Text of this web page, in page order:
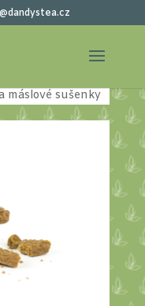
máslové sušenky